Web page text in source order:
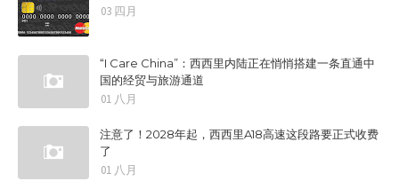
03 四月
“I Care China”：西西里内陆正在悄悄搭建一条直通中
国的经贸与旅游通道
01 八月
注意了！2028年起，西西里A18高速这段路要正式收费
了
01 八月